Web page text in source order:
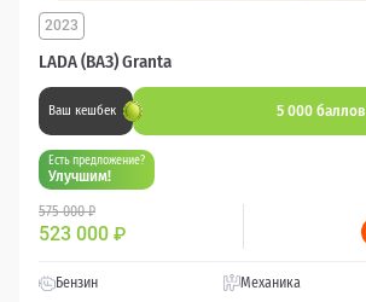
LADA (ВАЗ) Granta
2023
Ваш кешбек 5 000 баллов
Есть предложение?
Улучшим!
575 000 ₽
523 000 ₽
Бензин Механика